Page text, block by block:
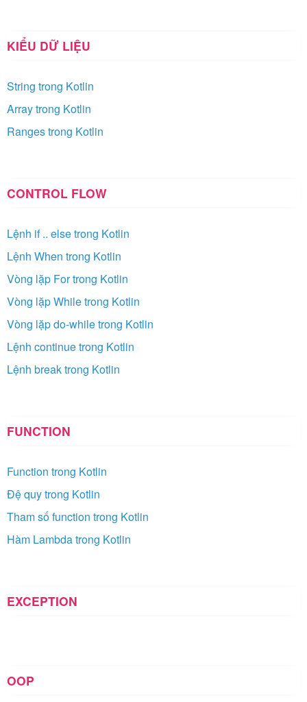
KIỂU DỮ LIỆU
String trong Kotlin
Array trong Kotlin
Ranges trong Kotlin
CONTROL FLOW
Lệnh if .. else trong Kotlin
Lệnh When trong Kotlin
Vòng lặp For trong Kotlin
Vòng lặp While trong Kotlin
Vòng lặp do-while trong Kotlin
Lệnh continue trong Kotlin
Lệnh break trong Kotlin
FUNCTION
Function trong Kotlin
Đệ quy trong Kotlin
Tham số function trong Kotlin
Hàm Lambda trong Kotlin
EXCEPTION
OOP